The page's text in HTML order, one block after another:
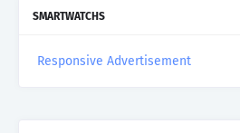
SMARTWATCHS
Responsive Advertisement